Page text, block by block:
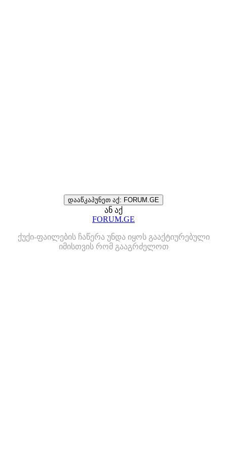
დააწკაპუნეთ აქ: FORUM.GE
ან აქ
FORUM.GE
ქუქი-ფაილების ჩაწერა უნდა იყოს გააქტიურებული
იმისთვის რომ გააგრძელოთ